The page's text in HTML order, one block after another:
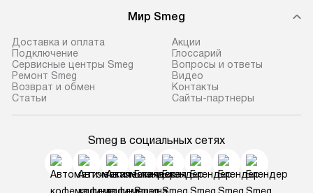
Мир Smeg
Доставка и оплата
Подключение
Сервисные центры Smeg
Ремонт Smeg
Возврат и обмен
Статьи
Акции
Глоссарий
Вопросы и ответы
Видео
Контакты
Сайты-партнеры
Smeg в социальных сетях